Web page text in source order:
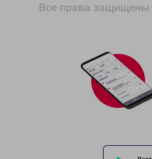
Все права защищены